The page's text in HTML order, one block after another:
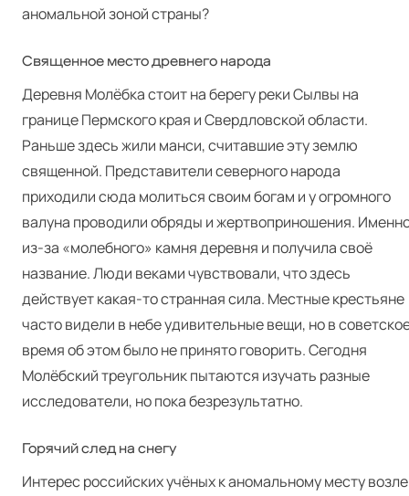
аномальной зоной страны?
Священное место древнего народа
Деревня Молёбка стоит на берегу реки Сылвы на
границе Пермского края и Свердловской области.
Раньше здесь жили манси, считавшие эту землю
священной. Представители северного народа
приходили сюда молиться своим богам и у огромного
валуна проводили обряды и жертвоприношения.
из-за «молебного» камня деревня и получила своё
название. Люди веками чувствовали, что здесь
действует какая-то странная сила. Местные крестьяне
часто видели в небе удивительные вещи, но в
время об этом было не принято говорить. Сегодня
Молёбский треугольник пытаются изучать разные
исследователи, но пока безрезультатно.
Горячий след на снегу
Интерес российских учёных к аномальному месту возле